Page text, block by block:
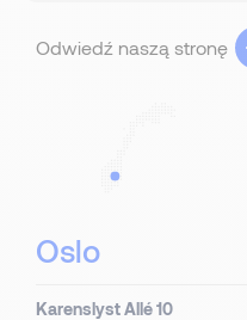
Odwiedź naszą stronę
Oslo
Karenslyst Allé 10